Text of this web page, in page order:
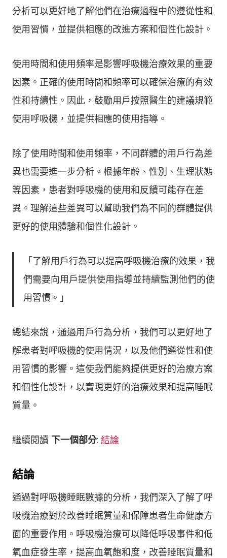
分析可以更好地了解他們在治療過程中的遵從性和
使用習慣，並提供相應的改進方案和個性化設計。
使用時間和使用頻率是影響呼吸機治療效果的重要
因素。正確的使用時間和頻率可以確保治療的有效
性和持續性。因此，鼓勵用戶按照醫生的建議規範
使用呼吸機，並提供相應的使用指導。
除了使用時間和使用頻率，不同群體的用戶行為差
異也需要進一步分析。根據年齡、性別、生理狀態
等因素，患者對呼吸機的使用和反饋可能存在差
異。理解這些差異可以幫助我們為不同的群體提供
更好的使用體驗和個性化設計。
「了解用戶行為可以提高呼吸機治療的效果，我
們需要向用戶提供使用指導並持續監測他們的使
用習慣。」
總結來說，通過用戶行為分析，我們可以更好地了
解患者對呼吸機的使用情況，以及他們遵從性和使
用習慣的影響。這使我們能夠提供更好的治療方案
和個性化設計，以實現更好的治療效果和提高睡眠
質量。
繼續閱讀 下一個部分: 結論
結論
通過對呼吸機睡眠數據的分析，我們深入了解了呼
吸機治療對於改善睡眠質量和保障患者生命健康方
面的重要作用。呼吸機治療可以降低呼吸事件和低
氧血症發生率，提高血氧飽和度，改善睡眠質量和